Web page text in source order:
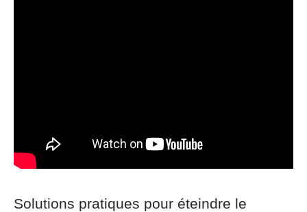
Solutions pratiques pour éteindre le